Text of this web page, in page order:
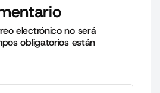
electrónico no será
obligatorios están